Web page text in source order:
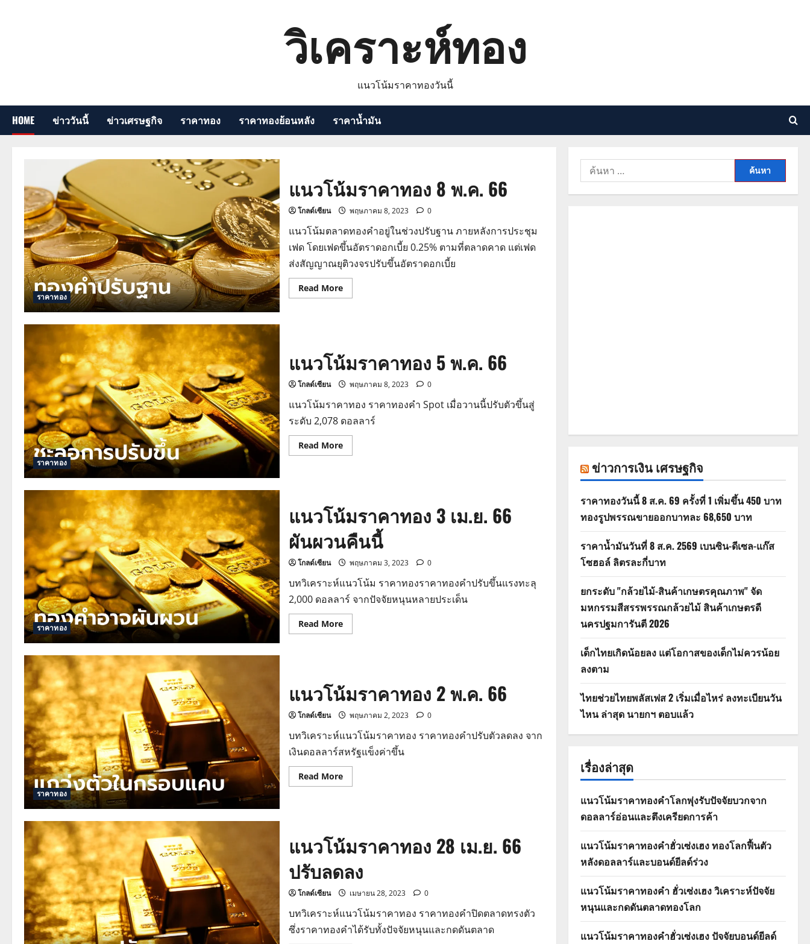
วิเคราะห์ทอง
แนวโน้มราคาทองวันนี้
HOME ข่าววันนี้ ข่าวเศรษฐกิจ ราคาทอง ราคาทองย้อนหลัง ราคาน้ำมัน
ราคาทอง
แนวโน้มราคาทอง 8 พ.ค. 66
โกลด์เซียน พฤษภาคม 8, 2023 0
แนวโน้มตลาดทองคำอยู่ในช่วงปรับฐาน ภายหลังการประชุม
เฟด โดยเฟดขึ้นอัตราดอกเบี้ย 0.25% ตามที่ตลาดคาด แต่เฟด
ส่งสัญญาณยุติวงจรปรับขึ้นอัตราดอกเบี้ย
Read MoreRead
more
พ.ค.
66
ราคาทอง
แนวโน้มราคาทอง 5 พ.ค. 66
โกลด์เซียน พฤษภาคม 8, 2023 0
แนวโน้มราคาทอง ราคาทองคำ Spot เมื่อวานนี้ปรับตัวขึ้นสู่
ระดับ 2,078 ดอลลาร์
Read MoreRead
more
พ.ค.
66
ราคาทอง
แนวโน้มราคาทอง 3 เม.ย. 66
ผันผวนคืนนี้
โกลด์เซียน พฤษภาคม 3, 2023 0
บทวิเคราะห์แนวโน้ม ราคาทองราคาทองคำปรับขึ้นแรงทะลุ
2,000 ดอลลาร์ จากปัจจัยหนุนหลายประเด็น
Read MoreRead
more
เม.ย.
66
คืน
ราคาทอง
แนวโน้มราคาทอง 2 พ.ค. 66
โกลด์เซียน พฤษภาคม 2, 2023 0
บทวิเคราะห์แนวโน้มราคาทอง ราคาทองคำปรับตัวลดลง จาก
เงินดอลลาร์สหรัฐแข็งค่าขึ้น
Read MoreRead
more
พ.ค.
66
แนวโน้มราคาทอง 28 เม.ย. 66
ปรับลดลง
โกลด์เซียน เมษายน 28, 2023 0
บทวิเคราะห์แนวโน้มราคาทอง ราคาทองคำปิดตลาดทรงตัว
ซึ่งราคาทองคำได้รับทั้งปัจจัยหนุนและกดดันตลาด
ค้นหา
สำหรับ:
ข่าวการเงิน เศรษฐกิจ
ราคาทองวันนี้ 8 ส.ค. 69 ครั้งที่ 1 เพิ่มขึ้น 450 บาท
ทองรูปพรรณขายออกบาทละ 68,650 บาท
ราคาน้ำมันวันที่ 8 ส.ค. 2569 เบนซิน-ดีเซล-แก๊ส
โซฮอล์ ลิตรละกี่บาท
ยกระดับ "กล้วยไม้-สินค้าเกษตรคุณภาพ" จัด
มหกรรมสีสรรพรรณกล้วยไม้ สินค้าเกษตรดี
นครปฐมการันตี 2026
เด็กไทยเกิดน้อยลง แต่โอกาสของเด็กไม่ควรน้อย
ลงตาม
ไทยช่วยไทยพลัสเฟส 2 เริ่มเมื่อไหร่ ลงทะเบียนวัน
ไหน ล่าสุด นายกฯ ตอบแล้ว
เรื่องล่าสุด
แนวโน้มราคาทองคำโลกพุ่งรับปัจจัยบวกจาก
ดอลลาร์อ่อนและตึงเครียดการค้า
แนวโน้มราคาทองคำฮั่วเซ่งเฮง ทองโลกฟื้นตัว
หลังดอลลาร์และบอนด์ยีลด์ร่วง
แนวโน้มราคาทองคำ ฮั่วเซ่งเฮง วิเคราะห์ปัจจัย
หนุนและกดดันตลาดทองโลก
แนวโน้มราคาทองคำฮั่วเซ่งเฮง ปัจจัยบอนด์ยีลด์